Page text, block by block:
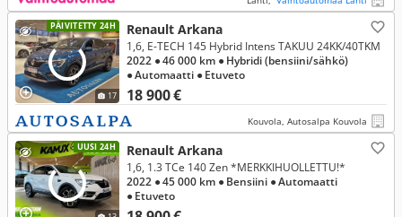
PÄIVITETTY 24H
17
Renault Arkana
18 900 €
1,6, E-TECH 145 Hybrid Intens TAKUU 24KK/40TKM
2022 ● 46 000 km ● Hybridi (bensiini/sähkö)
● Automaatti ● Etuveto
Kouvola, Autosalpa Kouvola
UUSI 24H Renault Arkana
1,6, 1.3 TCe 140 Zen *MERKKIHUOLLETTU!*
2022 ● 45 000 km ● Bensiini ● Automaatti
● Etuveto